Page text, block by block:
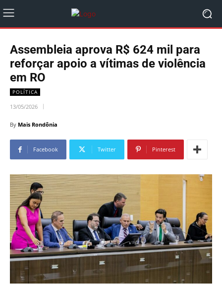
Assembleia aprova R$ 624 mil para
reforçar apoio a vítimas de violência
em RO
POLÍTICA
13/05/2026
By Mais Rondônia
Facebook Twitter Pinterest